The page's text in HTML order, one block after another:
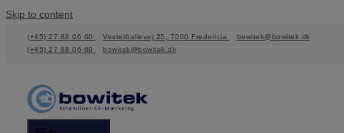
Skip to content
(+45) 27 88 06 60 Vesterballevej 25, 7000 Fredericia
bowitek@bowitek.dk
(+45) 27 88 06 60
bowitek@bowitek.dk